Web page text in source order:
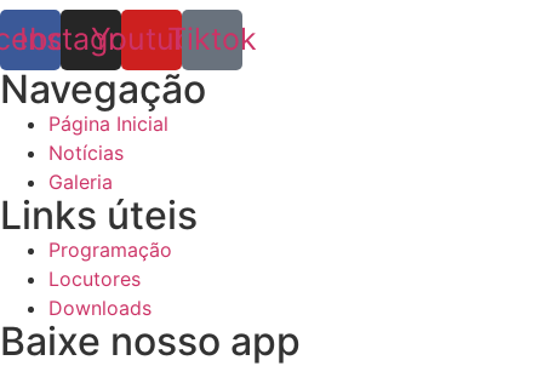
Instagram
YoutubeTiktok
Navegação
Página Inicial
Notícias
Galeria
Links úteis
Programação
Locutores
Downloads
Baixe nosso app